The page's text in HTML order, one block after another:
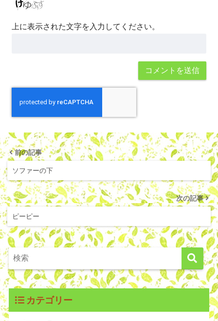
上に表示された文字を入力してください。
前の記事
ソファーの下
次の記事
ピーピー
カテゴリー